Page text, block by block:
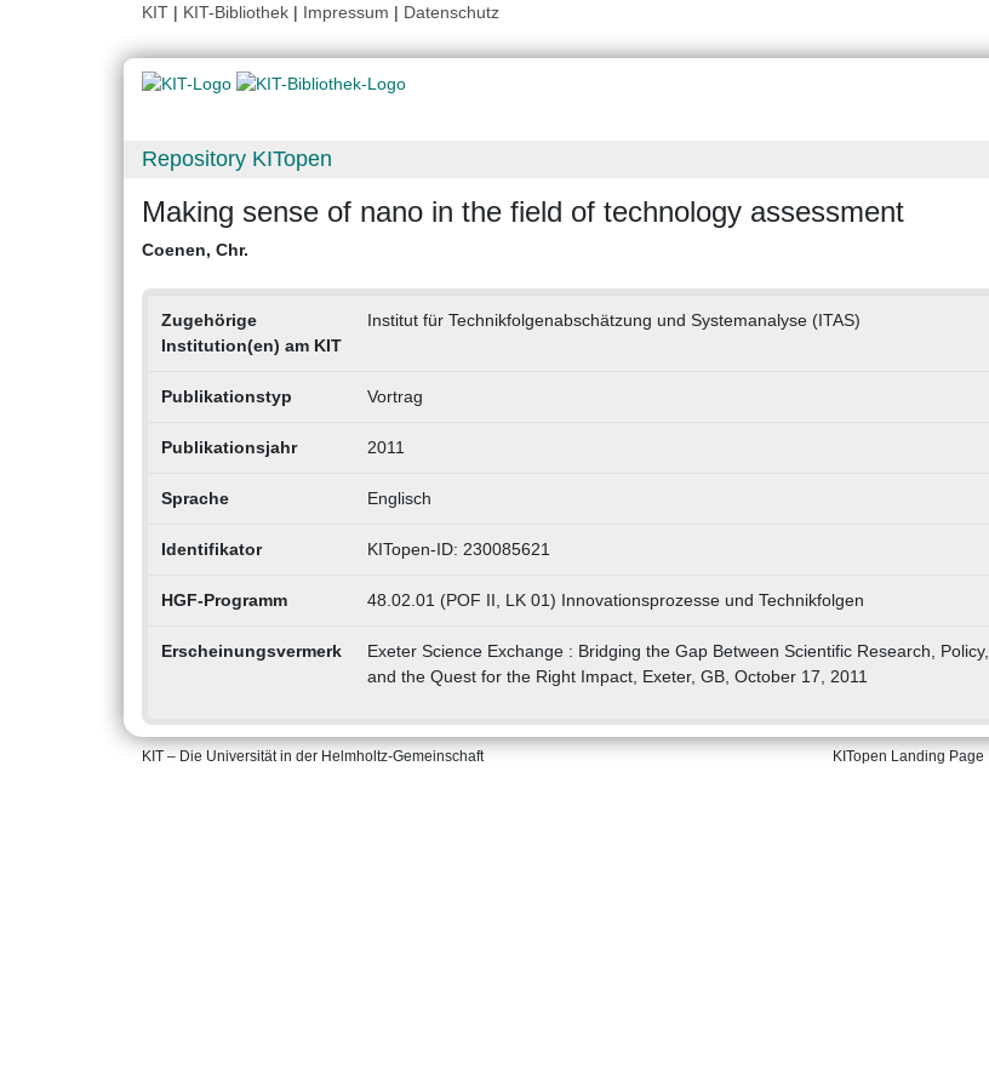
KIT | KIT-Bibliothek | Impressum | Datenschutz
Repository KITopen
Making sense of nano in the field of technology assessment
Coenen, Chr.
Zugehörige
Institution(en) am KIT
Institut für Technikfolgenabschätzung und Systemanalyse (ITAS)
Publikationstyp Vortrag
Publikationsjahr 2011
Sprache Englisch
Identifikator KITopen-ID: 230085621
HGF-Programm 48.02.01 (POF II, LK 01) Innovationsprozesse und Technikfolgen
Erscheinungsvermerk
Exeter Science Exchange : Bridging the Gap Between Scientific Research, Policy,
and the Quest for the Right Impact, Exeter, GB, October 17, 2011
KIT – Die Universität in der Helmholtz-Gemeinschaft KITopen Landing Page